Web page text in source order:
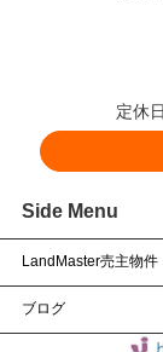
定休
Side Menu
LandMaster売主物件
ブログ